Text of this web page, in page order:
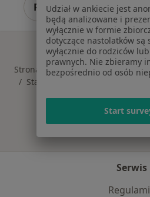
Pokaż profil
Strona Główna Placówki
Stara Iwiczna
Serwis
Udział w ankiecie jest
będą analizowane i
wyłącznie w formie
dotyczące nastolatków są
wyłącznie do rodziców
prawnych. Nie zbieramy
bezpośrednio od osób
Start